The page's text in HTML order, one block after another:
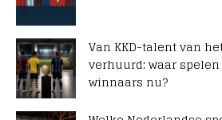
Van KKD-talent van
verhuurd: waar
winnaars nu?